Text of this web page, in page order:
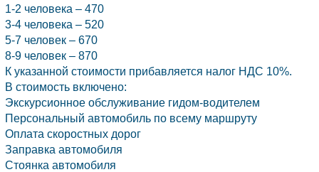
1-2 человека – 470
3-4 человека – 520
5-7 человек – 670
8-9 человек – 870
К указанной стоимости прибавляется налог НДС 10%.
В стоимость включено:
Экскурсионное обслуживание гидом-водителем
Персональный автомобиль по всему маршруту
Оплата скоростных дорог
Заправка автомобиля
Стоянка автомобиля